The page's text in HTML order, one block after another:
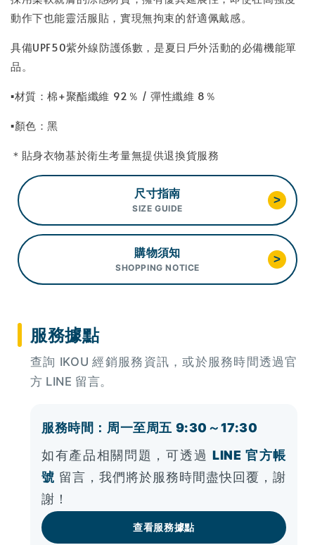
動作下也能靈活服貼，實現無拘束的舒適佩戴感。
具備UPF50紫外線防護係數，是夏日戶外活動的必備機能單
品。
▪材質：棉+聚酯纖維 92％ / 彈性纖維 8％
▪顏色：黑
＊貼身衣物基於衛生考量無提供退換貨服務
尺寸指南
SIZE GUIDE
>
購物須知
SHOPPING NOTICE
>
服務據點
查詢 IKOU 經銷服務資訊，或於服務時間透過官
方 LINE 留言。
服務時間：周一至周五 9:30～17:30
如有產品相關問題，可透過 LINE 官方帳
號 留言，我們將於服務時間盡快回覆，謝
謝！
查看服務據點